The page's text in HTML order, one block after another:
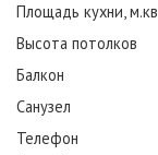
Площадь кухни, м.кв
Высота потолков
Балкон
Санузел
Телефон